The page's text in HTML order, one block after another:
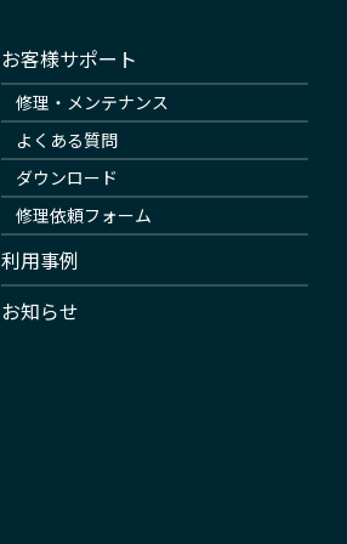
お客様サポート
修理・メンテナンス
よくある質問
ダウンロード
修理依頼フォーム
利用事例
お知らせ